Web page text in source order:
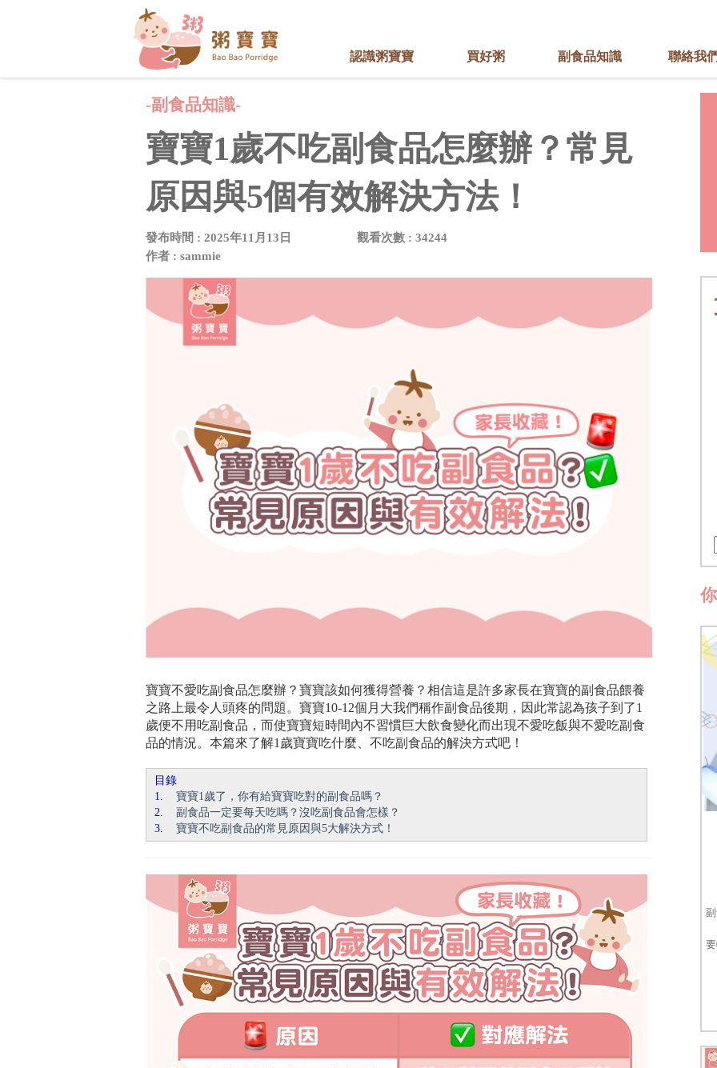
認識粥寶寶 買好粥 副食品知識 聯絡我
-副食品知識-
寶寶1歲不吃副食品怎麼辦？常見
原因與5個有效解決方法！
發布時間 : 2025年11月13日
觀看次數 : 34244
作者 : sammie
寶寶不愛吃副食品怎麼辦？寶寶該如何獲得營養？相信這是許多家長在寶寶的副食品餵養
之路上最令人頭疼的問題。寶寶10-12個月大我們稱作副食品後期，因此常認為孩子到了1
歲便不用吃副食品，而使寶寶短時間內不習慣巨大飲食變化而出現不愛吃飯與不愛吃副食
品的情況。本篇來了解1歲寶寶吃什麼、不吃副食品的解決方式吧！
目錄
1. 寶寶1歲了，你有給寶寶吃對的副食品嗎？
2. 副食品一定要每天吃嗎？沒吃副食品會怎樣？
3. 寶寶不吃副食品的常見原因與5大解決方式！